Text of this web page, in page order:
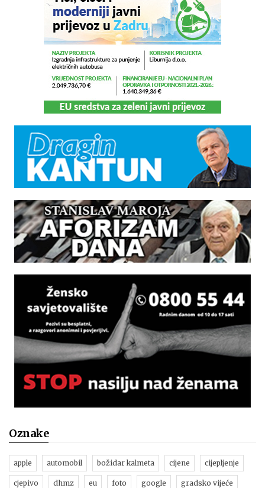
Oznake
apple automobil božidar kalmeta cijene cijepljenje
cjepivo dhmz eu foto google gradsko vijeće